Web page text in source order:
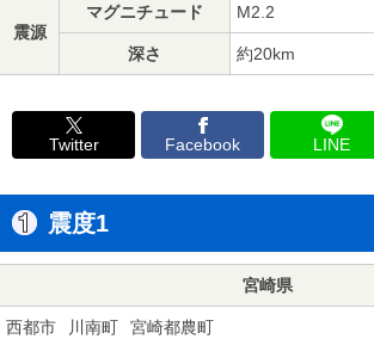
震源
マグニチュード M2.2
深さ 約20km
Twitter Facebook LINE
震度1
宮崎県
西都市 川南町 宮崎都農町